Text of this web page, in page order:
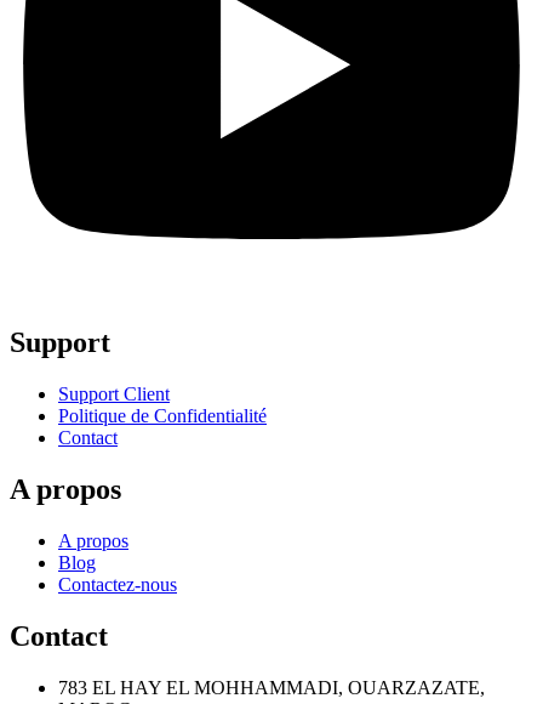
Support
Support Client
Politique de Confidentialité
Contact
A propos
A propos
Blog
Contactez-nous
Contact
783 EL HAY EL MOHHAMMADI, OUARZAZATE,